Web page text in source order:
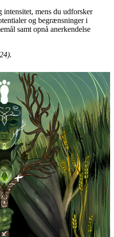
intensitet, mens du udforsker
og begrænsninger i
samt opnå anerkendelse